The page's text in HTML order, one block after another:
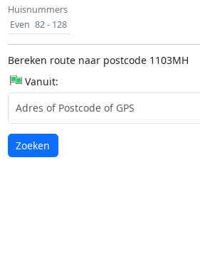
Huisnummers
Even 82 - 128
Bereken route naar postcode 1103MH
Vanuit:
Laden...
Zoeken